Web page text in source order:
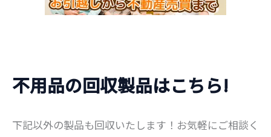
不用品の回収製品はこちら!
下記以外の製品も回収いたします！お気軽にご相談く